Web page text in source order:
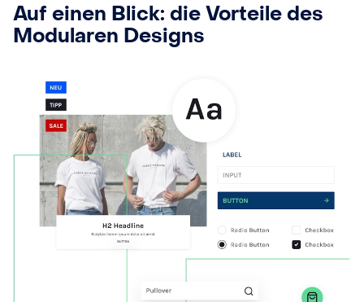
Auf einen Blick: die Vorteile des
Modularen Designs